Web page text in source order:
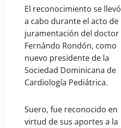
El reconocimiento se llevó
a cabo durante el acto de
juramentación del doctor
Fernándo Rondón, como
nuevo presidente de la
Sociedad Dominicana de
Cardiología Pediátrica.
Suero, fue reconocido en
virtud de sus aportes a la